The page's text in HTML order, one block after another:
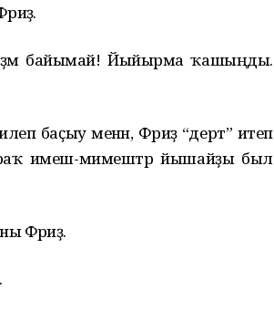
әҙәм байымай! Йыйырма ҡашыңды.
баҫыу менән, Фәриҙә “дерт” итеп
имеш-мимештәр йышайҙы был
Фәриҙә.